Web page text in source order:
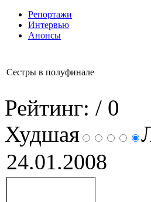
Репортажи
Интервью
Анонсы
Сестры в полуфинале
Рейтинг: / 0
Худшая
24.01.2008